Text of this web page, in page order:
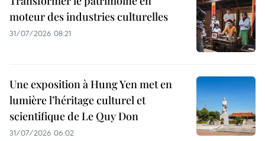
moteur des industries culturelles
31/07/2026 08:21
Une exposition à Hung Yen met en
lumière l’héritage culturel et
scientifique de Le Quy Don
31/07/2026 06:02